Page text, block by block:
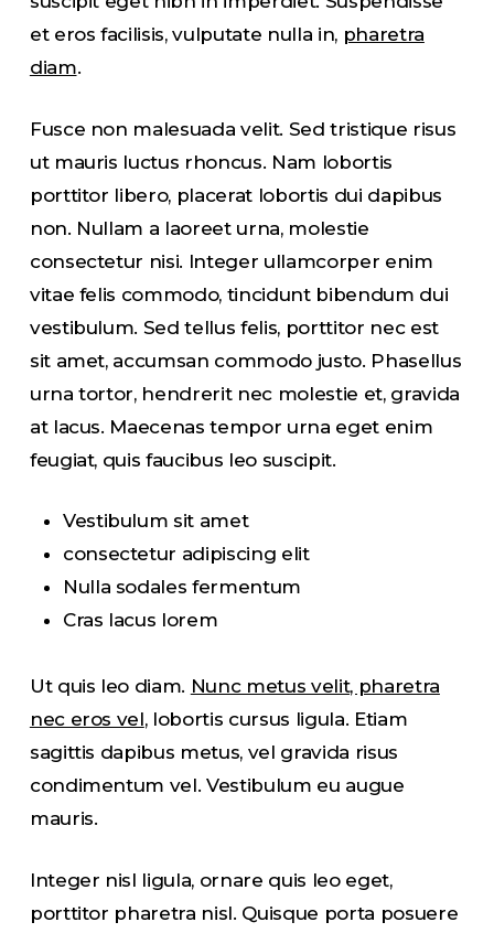
et eros facilisis, vulputate nulla in, pharetra
diam.
Fusce non malesuada velit. Sed tristique risus
ut mauris luctus rhoncus. Nam lobortis
porttitor libero, placerat lobortis dui dapibus
non. Nullam a laoreet urna, molestie
consectetur nisi. Integer ullamcorper enim
vitae felis commodo, tincidunt bibendum dui
vestibulum. Sed tellus felis, porttitor nec est
sit amet, accumsan commodo justo. Phasellus
urna tortor, hendrerit nec molestie et, gravida
at lacus. Maecenas tempor urna eget enim
feugiat, quis faucibus leo suscipit.
Vestibulum sit amet
consectetur adipiscing elit
Nulla sodales fermentum
Cras lacus lorem
Ut quis leo diam. Nunc metus velit, pharetra
nec eros vel, lobortis cursus ligula. Etiam
sagittis dapibus metus, vel gravida risus
condimentum vel. Vestibulum eu augue
mauris.
Integer nisl ligula, ornare quis leo eget,
porttitor pharetra nisl. Quisque porta posuere